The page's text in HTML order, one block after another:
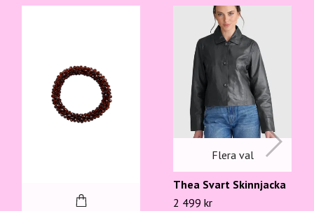
Flera val
Thea Svart Skinnjacka
2 499 kr